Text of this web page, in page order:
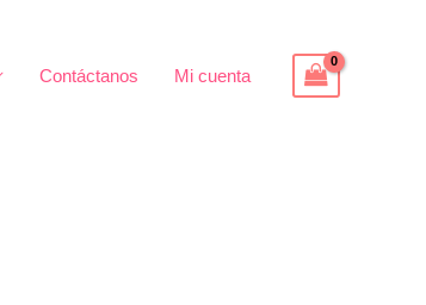
Contáctanos Mi cuenta